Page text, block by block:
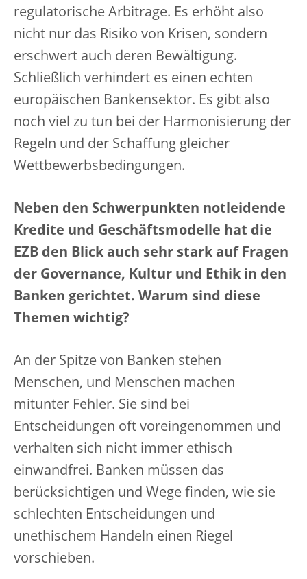
regulatorische Arbitrage. Es erhöht also
nicht nur das Risiko von Krisen, sondern
erschwert auch deren Bewältigung.
Schließlich verhindert es einen echten
europäischen Bankensektor. Es gibt also
noch viel zu tun bei der Harmonisierung der
Regeln und der Schaffung gleicher
Wettbewerbsbedingungen.
Neben den Schwerpunkten notleidende
Kredite und Geschäftsmodelle hat die
EZB den Blick auch sehr stark auf Fragen
der Governance, Kultur und Ethik in den
Banken gerichtet. Warum sind diese
Themen wichtig?
An der Spitze von Banken stehen
Menschen, und Menschen machen
mitunter Fehler. Sie sind bei
Entscheidungen oft voreingenommen und
verhalten sich nicht immer ethisch
einwandfrei. Banken müssen das
berücksichtigen und Wege finden, wie sie
schlechten Entscheidungen und
unethischem Handeln einen Riegel
vorschieben.